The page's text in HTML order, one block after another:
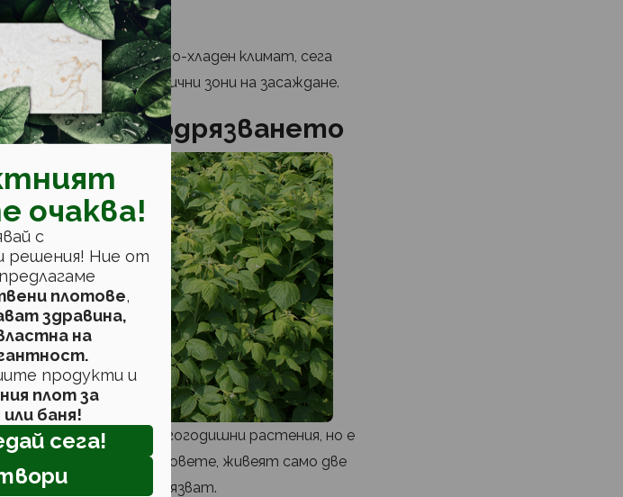
очаква!
с
решения! Ние от
плотове,
здравина,
на
продукти и
плот за
баня!
сега!
да растат в по-хладен климат, сега
подходящи за различни зони на засаждане.
на подрязването
Малините са многогодишни растения, но е
които дават плодовете, живеят само две
листа да се подрязват.